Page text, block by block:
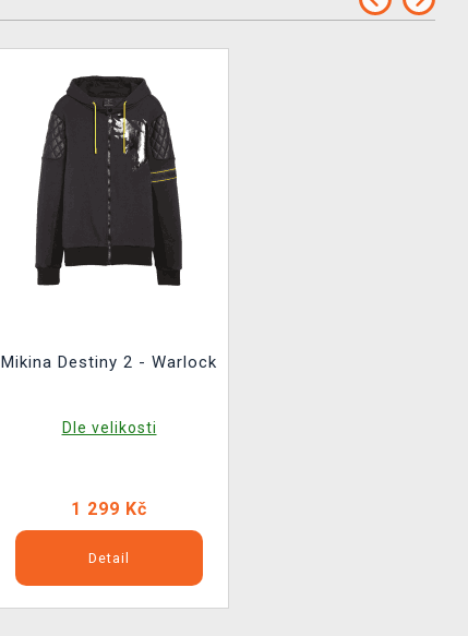
Mikina Destiny 2 - Warlock
Dle velikosti
1 299 Kč
Detail